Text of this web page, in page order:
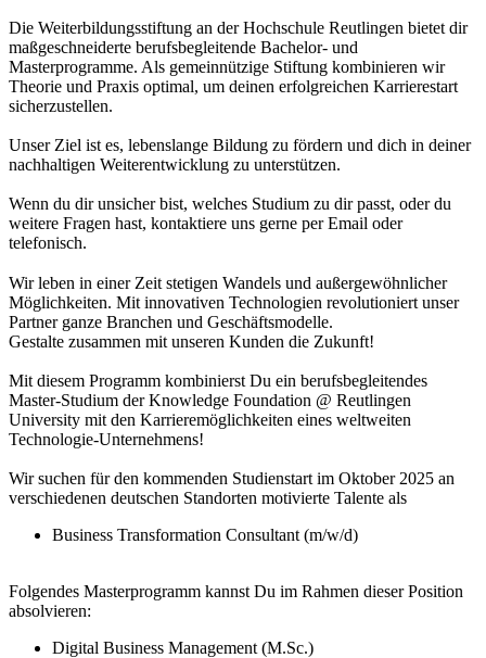
Die Weiterbildungsstiftung an der Hochschule Reutlingen bietet dir
maßgeschneiderte berufsbegleitende Bachelor- und
Masterprogramme. Als gemeinnützige Stiftung kombinieren wir
Theorie und Praxis optimal, um deinen erfolgreichen Karrierestart
sicherzustellen.
Unser Ziel ist es, lebenslange Bildung zu fördern und dich in deiner
nachhaltigen Weiterentwicklung zu unterstützen.
Wenn du dir unsicher bist, welches Studium zu dir passt, oder du
weitere Fragen hast, kontaktiere uns gerne per Email oder
telefonisch.
Wir leben in einer Zeit stetigen Wandels und außergewöhnlicher
Möglichkeiten. Mit innovativen Technologien revolutioniert unser
Partner ganze Branchen und Geschäftsmodelle.
Gestalte zusammen mit unseren Kunden die Zukunft!
Mit diesem Programm kombinierst Du ein berufsbegleitendes
Master-Studium der Knowledge Foundation @ Reutlingen
University mit den Karrieremöglichkeiten eines weltweiten
Technologie-Unternehmens!
Wir suchen für den kommenden Studienstart im Oktober 2025 an
verschiedenen deutschen Standorten motivierte Talente als
Business Transformation Consultant (m/w/d)
Folgendes Masterprogramm kannst Du im Rahmen dieser Position
absolvieren:
Digital Business Management (M.Sc.)